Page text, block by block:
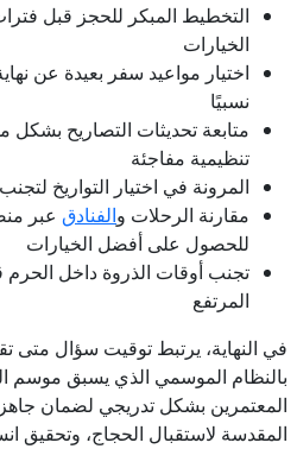
التخطيط المبكر للحجز قبل
الخيارات
اختيار مواعيد سفر بعيدة عن
نسبيًا
متابعة تحديثات التصاريح بشكل
تنظيمية مفاجئة
المرونة في اختيار التواريخ
مقارنة الرحلات والفنادق عبر
للحصول على أفضل الخيارات
تجنب أوقات الذروة داخل الحرم
المرتفع
في النهاية، يرتبط توقيت سؤال متى
بالنظام الموسمي الذي يسبق موسم
المعتمرين بشكل تدريجي لضمان
المقدسة لاستقبال الحجاج، وتحقيق